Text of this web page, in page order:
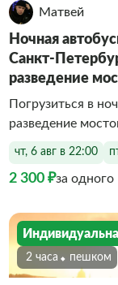
Матвей
Ночная
Санкт-
разведение
Погрузиться в
разведение
чт, 6 авг в 22:00
2 300 ₽за одного
2 часа Пешком